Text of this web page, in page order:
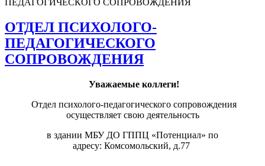
ОТДЕЛ ПСИХОЛОГО-
ПЕДАГОГИЧЕСКОГО
СОПРОВОЖДЕНИЯ
Уважаемые коллеги!
Отдел психолого-педагогического сопровождения
осуществляет свою деятельность
в здании МБУ ДО ГППЦ «Потенциал» по
адресу: Комсомольский, д.77